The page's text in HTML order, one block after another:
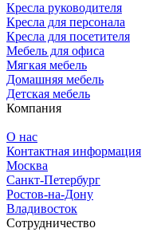
Кресла руководителя
Кресла для персонала
Кресла для посетителя
Мебель для офиса
Мягкая мебель
Домашняя мебель
Детская мебель
Компания
О нас
Контактная информация
Москва
Санкт-Петербург
Ростов-на-Дону
Владивосток
Сотрудничество